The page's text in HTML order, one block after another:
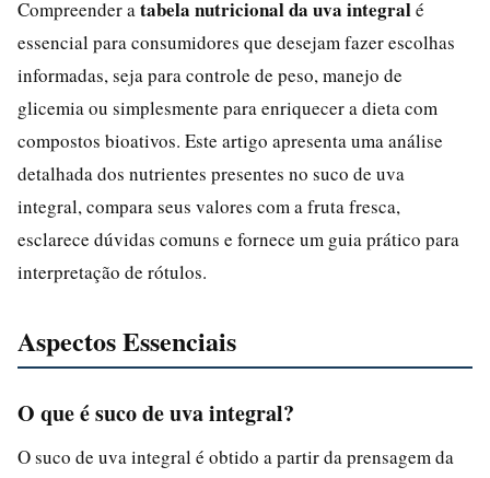
Compreender a tabela nutricional da uva integralé
essencial para consumidores que desejam fazer escolhas
informadas, seja para controle de peso, manejo de
glicemia ou simplesmente para enriquecer a dieta com
compostos bioativos. Este artigo apresenta uma análise
detalhada dos nutrientes presentes no suco de uva
integral, compara seus valores com a fruta fresca,
esclarece dúvidas comuns e fornece um guia prático para
interpretação de rótulos.
Aspectos Essenciais
O que é suco de uva integral?
O suco de uva integral é obtido a partir da prensagem da